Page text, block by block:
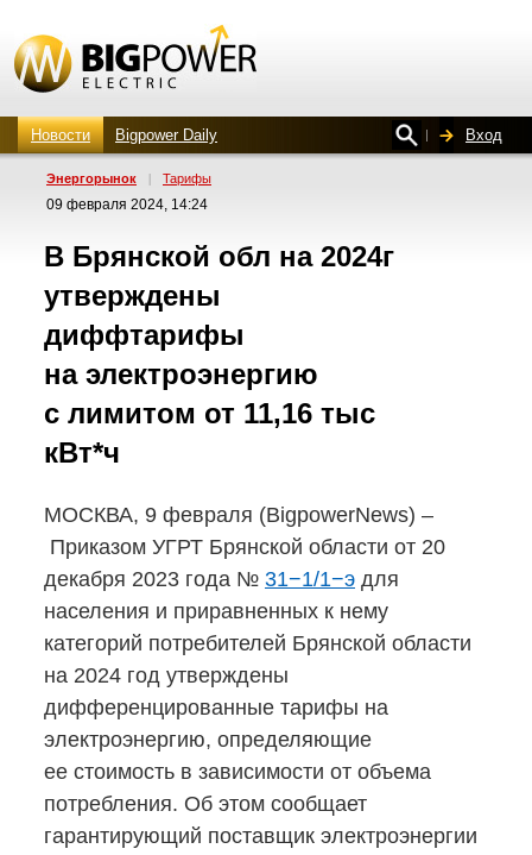
Новости Bigpower Daily Вход
Энергорынок | Тарифы
09 февраля 2024, 14:24
В Брянской обл на 2024г
утверждены
диффтарифы
на электроэнергию
с лимитом от 11,16 тыс
кВт*ч
МОСКВА, 9 февраля (BigpowerNews) –
Приказом УГРТ Брянской области от 20
декабря 2023 года № 31−1/1−э для
населения и приравненных к нему
категорий потребителей Брянской области
на 2024 год утверждены
дифференцированные тарифы на
электроэнергию, определяющие
ее стоимость в зависимости от объема
потребления. Об этом сообщает
гарантирующий поставщик электроэнергии